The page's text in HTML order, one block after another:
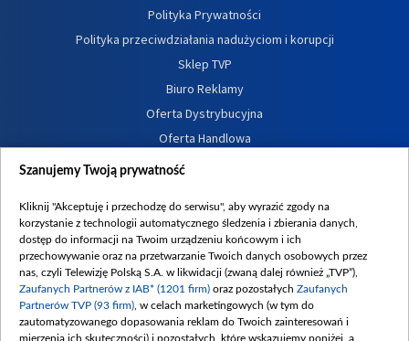
Polityka Prywatności
Polityka przeciwdziałania nadużyciom i korupcji
Sklep TVP
Biuro Reklamy
Oferta Dystrybucyjna
Oferta Handlowa
Dostępność
Procedura zgłoszeń wewnętrznych
Szanujemy Twoją prywatność
Kliknij "Akceptuję i przechodzę do serwisu", aby wyrazić zgody na
korzystanie z technologii automatycznego śledzenia i zbierania danych,
dostęp do informacji na Twoim urządzeniu końcowym i ich
przechowywanie oraz na przetwarzanie Twoich danych osobowych przez
nas, czyli Telewizję Polską S.A. w likwidacji (zwaną dalej również „TVP”),
Zaufanych Partnerów z IAB* (1201 firm) oraz pozostałych Zaufanych
Partnerów TVP (93 firm) , w celach marketingowych (w tym do
zautomatyzowanego dopasowania reklam do Twoich zainteresowań i
mierzenia ich skuteczności) i pozostałych, które wskazujemy poniżej, a